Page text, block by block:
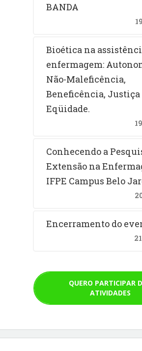
BANDA
Bioética na
enfermagem:
Não-Maleficência,
Beneficência, Justiça
Eqüidade.
Conhecendo a
Extensão na
IFPE Campus Belo
Encerramento do
QUERO PARTICIPAR
ATIVIDADES